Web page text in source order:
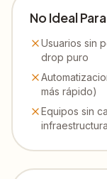
No Ideal Para
Usuarios sin
drop puro
más rápido)
Equipos sin
infraestructura